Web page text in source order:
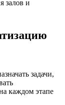
залов и
задачи,
каждом этапе